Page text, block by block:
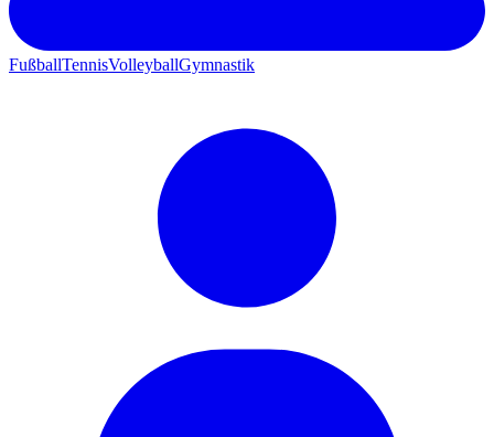
FußballTennisVolleyballGymnastik